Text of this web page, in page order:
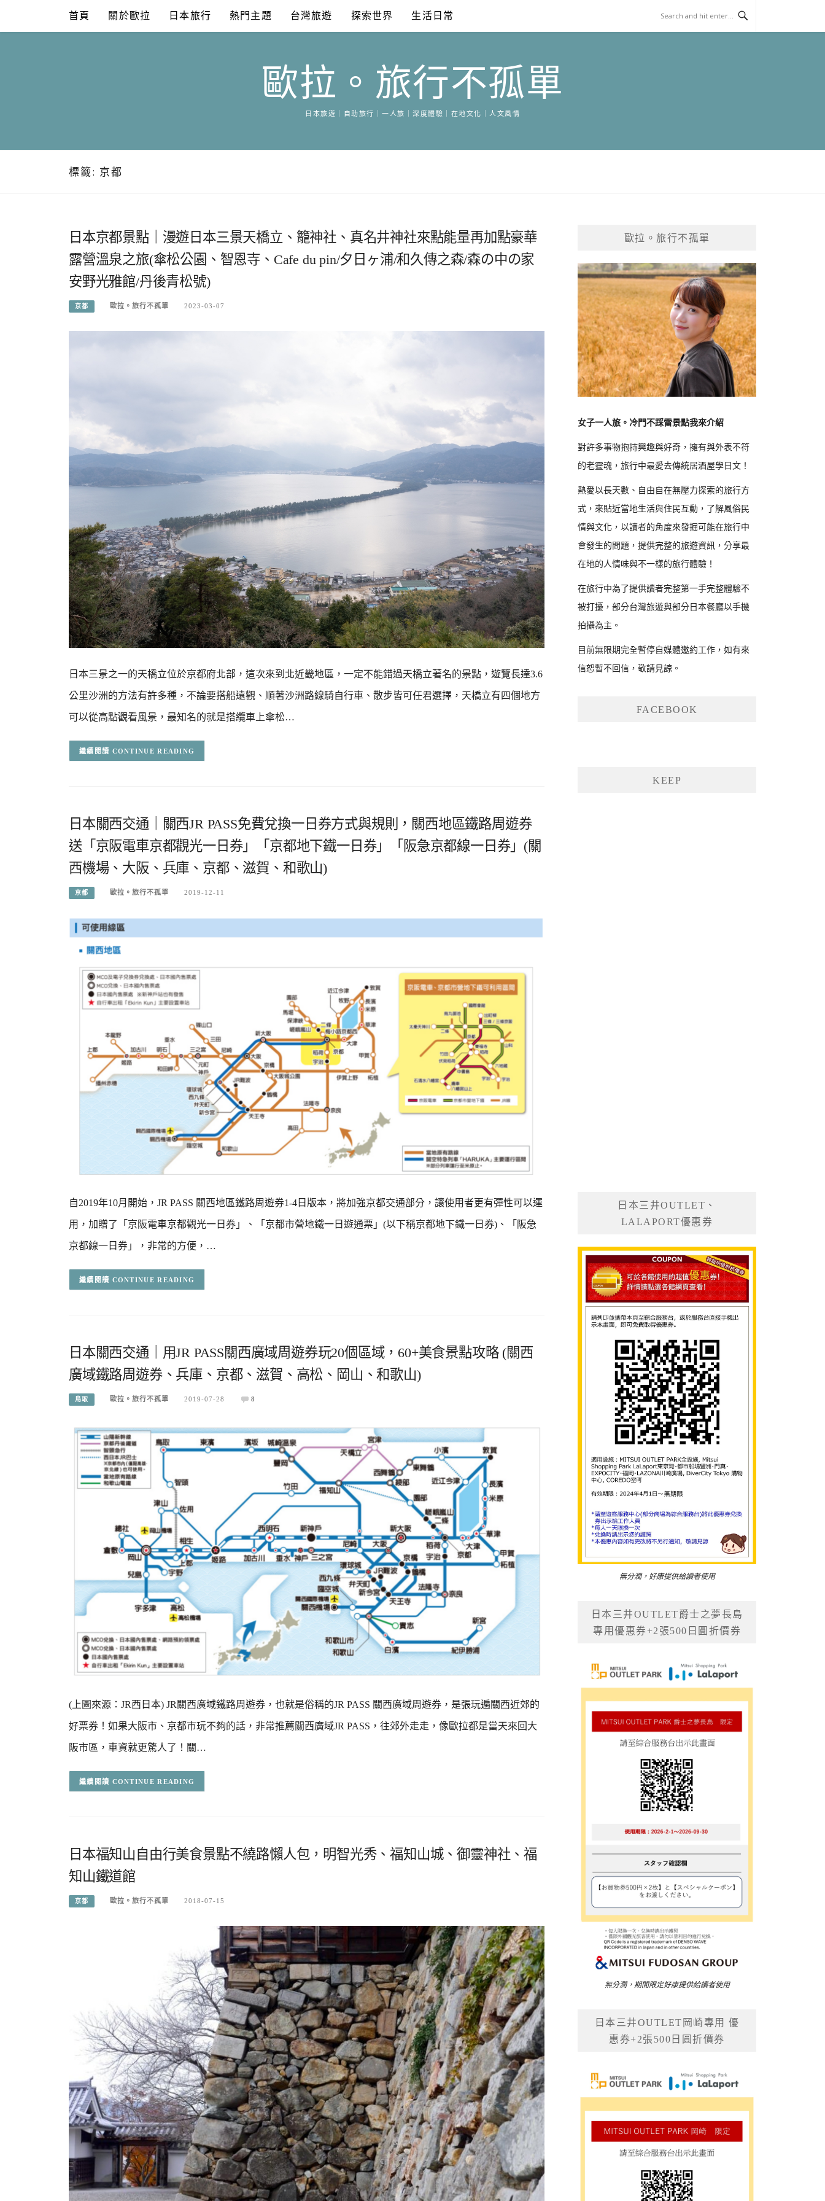
content
首頁 關於歐拉 日本旅行 熱門主題 台灣旅遊 探索世界 生活日常
歐拉。旅行不孤單
日本旅遊｜自助旅行｜一人旅｜深度體驗｜在地文化｜人文風情
標籤: 京都
日本京都景點｜漫遊日本三景天橋立、籠神社、真名井神社來點能量再加點豪華
露營溫泉之旅(傘松公園、智恩寺、Cafe du pin/夕日ヶ浦/和久傳之森/森の中の家
安野光雅館/丹後青松號)
京都 歐拉。旅行不孤單 2023-03-07
日本三景之一的天橋立位於京都府北部，這次來到北近畿地區，一定不能錯過天橋立著名的景點，遊覽長達3.6
公里沙洲的方法有許多種，不論要搭船遠觀、順著沙洲路線騎自行車、散步皆可任君選擇，天橋立有四個地方
可以從高點觀看風景，最知名的就是搭纜車上傘松…
CONTINUE READING
日本關西交通｜關西JR PASS免費兌換一日券方式與規則，關西地區鐵路周遊券
送「京阪電車京都觀光一日券」「京都地下鐵一日券」「阪急京都線一日券」(關
西機場、大阪、兵庫、京都、滋賀、和歌山)
京都 歐拉。旅行不孤單 2019-12-11
自2019年10月開始，JR PASS 關西地區鐵路周遊券1-4日版本，將加強京都交通部分，讓使用者更有彈性可以運
用，加贈了「京阪電車京都觀光一日券」、「京都市營地鐵一日遊通票」(以下稱京都地下鐵一日券)、「阪急
京都線一日券」，非常的方便，…
CONTINUE READING
日本關西交通｜用JR PASS關西廣域周遊券玩20個區域，60+美食景點攻略 (關西
廣域鐵路周遊券、兵庫、京都、滋賀、高松、岡山、和歌山)
鳥取 歐拉。旅行不孤單 2019-07-28 8
(上圖來源：JR西日本) JR關西廣域鐵路周遊券，也就是俗稱的JR PASS 關西廣域周遊券，是張玩遍關西近郊的
好票券！如果大阪市、京都市玩不夠的話，非常推薦關西廣域JR PASS，往郊外走走，像歐拉都是當天來回大
阪市區，車資就更驚人了！關…
CONTINUE READING
日本福知山自由行美食景點不繞路懶人包，明智光秀、福知山城、御靈神社、福
知山鐵道館
京都 歐拉。旅行不孤單 2018-07-15
歐拉。旅行不孤單
女子一人旅。冷門不踩雷景點我來介紹
對許多事物抱持興趣與好奇，擁有與外表不符
的老靈魂，旅行中最愛去傳統居酒屋學日文！
熱愛以長天數、自由自在無壓力探索的旅行方
式，來貼近當地生活與住民互動，了解風俗民
情與文化，以讀者的角度來發掘可能在旅行中
會發生的問題，提供完整的旅遊資訊，分享最
在地的人情味與不一樣的旅行體驗！
在旅行中為了提供讀者完整第一手完整體驗不
被打擾，部分台灣旅遊與部分日本餐廳以手機
拍攝為主。
目前無限期完全暫停自媒體邀約工作，如有來
信恕暫不回信，敬請見諒。
FACEBOOK
KEEP
日本三井OUTLET、
LALAPORT優惠券
無分潤，好康提供給讀者使用
日本三井OUTLET爵士之夢長島
專用優惠券+2張500日圓折價券
無分潤，期間限定好康提供給讀者使用
日本三井OUTLET岡崎專用 優
惠券+2張500日圓折價券